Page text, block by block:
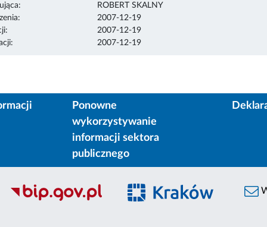
ROBERT SKALNY
2007-12-19
2007-12-19
2007-12-19
Ponowne
wykorzystywanie
informacji sektora
publicznego